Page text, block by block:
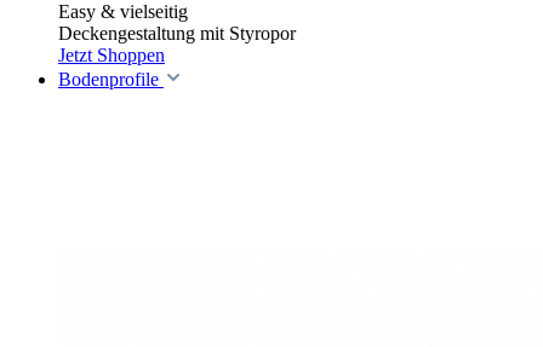
Easy & vielseitig
Deckengestaltung mit Styropor
Jetzt Shoppen
Bodenprofile